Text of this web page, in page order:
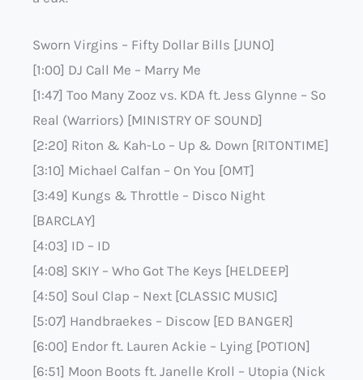
Sworn Virgins – Fifty Dollar Bills [JUNO]
[1:00] DJ Call Me – Marry Me
[1:47] Too Many Zooz vs. KDA ft. Jess Glynne – So
Real (Warriors) [MINISTRY OF SOUND]
[2:20] Riton & Kah-Lo – Up & Down [RITONTIME]
[3:10] Michael Calfan – On You [OMT]
[3:49] Kungs & Throttle – Disco Night
[BARCLAY]
[4:03] ID – ID
[4:08] SKIY – Who Got The Keys [HELDEEP]
[4:50] Soul Clap – Next [CLASSIC MUSIC]
[5:07] Handbraekes – Discow [ED BANGER]
[6:00] Endor ft. Lauren Ackie – Lying [POTION]
[6:51] Moon Boots ft. Janelle Kroll – Utopia (Nick